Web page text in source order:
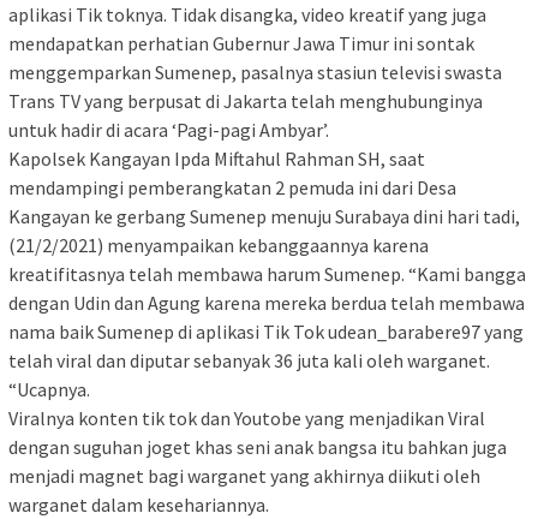
aplikasi Tik toknya. Tidak disangka, video kreatif yang juga
mendapatkan perhatian Gubernur Jawa Timur ini sontak
menggemparkan Sumenep, pasalnya stasiun televisi swasta
Trans TV yang berpusat di Jakarta telah menghubunginya
untuk hadir di acara ‘Pagi-pagi Ambyar’.
Kapolsek Kangayan Ipda Miftahul Rahman SH, saat
mendampingi pemberangkatan 2 pemuda ini dari Desa
Kangayan ke gerbang Sumenep menuju Surabaya dini hari tadi,
(21/2/2021) menyampaikan kebanggaannya karena
kreatifitasnya telah membawa harum Sumenep. “Kami bangga
dengan Udin dan Agung karena mereka berdua telah membawa
nama baik Sumenep di aplikasi Tik Tok udean_barabere97 yang
telah viral dan diputar sebanyak 36 juta kali oleh warganet.
“Ucapnya.
Viralnya konten tik tok dan Youtobe yang menjadikan Viral
dengan suguhan joget khas seni anak bangsa itu bahkan juga
menjadi magnet bagi warganet yang akhirnya diikuti oleh
warganet dalam kesehariannya.